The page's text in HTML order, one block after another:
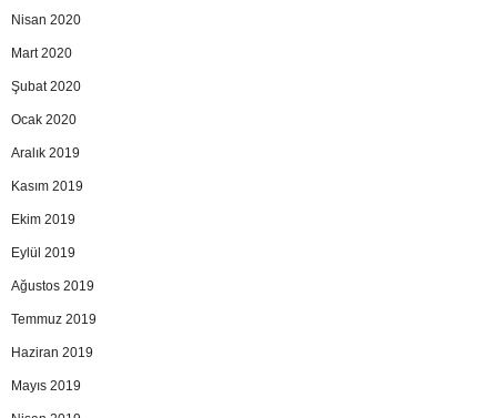
Nisan 2020
Mart 2020
Şubat 2020
Ocak 2020
Aralık 2019
Kasım 2019
Ekim 2019
Eylül 2019
Ağustos 2019
Temmuz 2019
Haziran 2019
Mayıs 2019